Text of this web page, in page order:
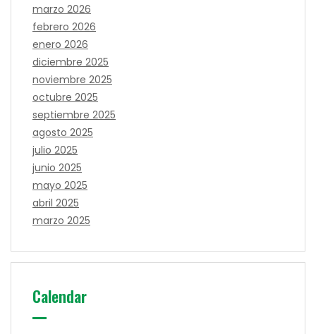
marzo 2026
febrero 2026
enero 2026
diciembre 2025
noviembre 2025
octubre 2025
septiembre 2025
agosto 2025
julio 2025
junio 2025
mayo 2025
abril 2025
marzo 2025
Calendar